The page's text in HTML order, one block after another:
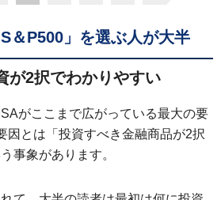
＆P500」を選ぶ人が大半
が2択でわかりやすい
がここまで広がっている最大の要
因とは「投資すべき金融商品が2択
事象があります。